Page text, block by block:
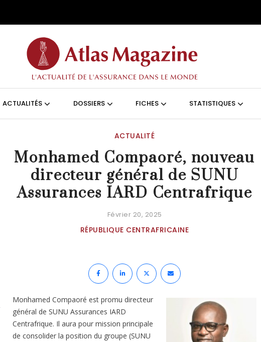
ACTUALITÉS DOSSIERS FICHES STATISTIQUES
ACTUALITÉ
Monhamed Compaoré, nouveau
directeur général de SUNU
Assurances IARD Centrafrique
Février 20, 2025
RÉPUBLIQUE CENTRAFRICAINE
Monhamed Compaoré est promu directeur
général de SUNU Assurances IARD
Centrafrique. Il aura pour mission principale
de consolider la position du groupe (SUNU